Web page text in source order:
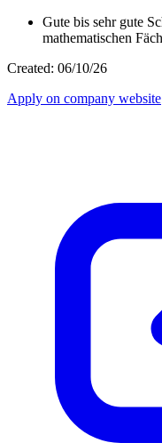
Gute bis sehr gute
mathematischen
Created: 06/10/26
Apply on company website